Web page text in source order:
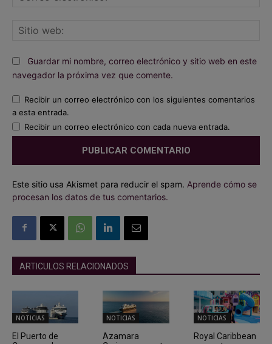
Guardar mi nombre, correo electrónico y sitio web en este
navegador la próxima vez que comente.
Recibir un correo electrónico con los siguientes comentarios
a esta entrada.
Recibir un correo electrónico con cada nueva entrada.
Este sitio usa Akismet para reducir el spam. Aprende cómo se
procesan los datos de tus comentarios.
ARTICULOS RELACIONADOS
NOTICIAS
El Puerto de
NOTICIAS
Azamara
NOTICIAS
Royal Caribbean